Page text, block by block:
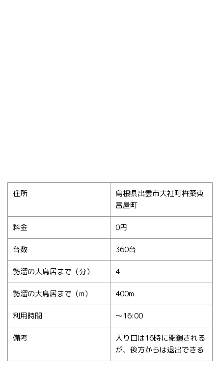
住所
島根県出雲市大社町杵築東
富屋町
料金 0円
台数 360台
勢溜の大鳥居まで（分） 4
勢溜の大鳥居まで（m） 400m
利用時間 〜16:00
備考
入り口は16時に閉鎖される
が、後方からは退出できる